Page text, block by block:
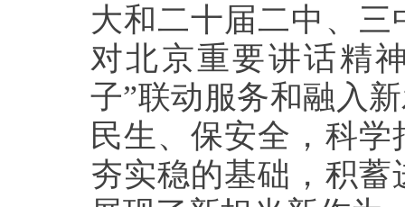
大和二十届二中、
对北京重要讲话精
子”联动服务和融入
民生、保安全，科
夯实稳的基础，积